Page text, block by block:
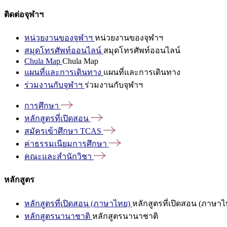
ติดต่อจุฬาฯ
หน่วยงานของจุฬาฯ หน่วยงานของจุฬาฯ
สมุดโทรศัพท์ออนไลน์ สมุดโทรศัพท์ออนไลน์
Chula Map Chula Map
แผนที่และการเดินทาง แผนที่และการเดินทาง
ร่วมงานกับจุฬาฯ ร่วมงานกับจุฬาฯ
การศึกษา
หลักสูตรที่เปิดสอน
สมัครเข้าศึกษา TCAS
ค่าธรรมเนียมการศึกษา
คณะและสำนักวิชา
หลักสูตร
หลักสูตรที่เปิดสอน (ภาษาไทย) หลักสูตรที่เปิดสอน (ภาษาไ
หลักสูตรนานาชาติ หลักสูตรนานาชาติ